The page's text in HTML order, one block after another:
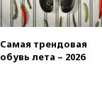
Самая трендовая
обувь лета – 2026